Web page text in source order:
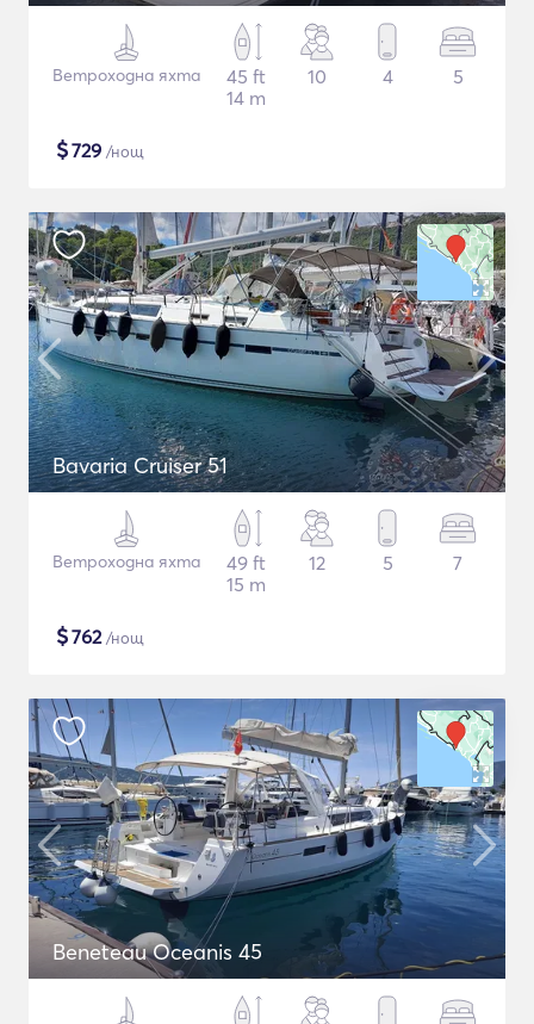
Ветроходна яхта
45 ft
14 m
10 4 5
$729 /нощ
Bavaria Cruiser 51
Ветроходна яхта
49 ft
15 m
12 5 7
$762/нощ
Beneteau Oceanis 45